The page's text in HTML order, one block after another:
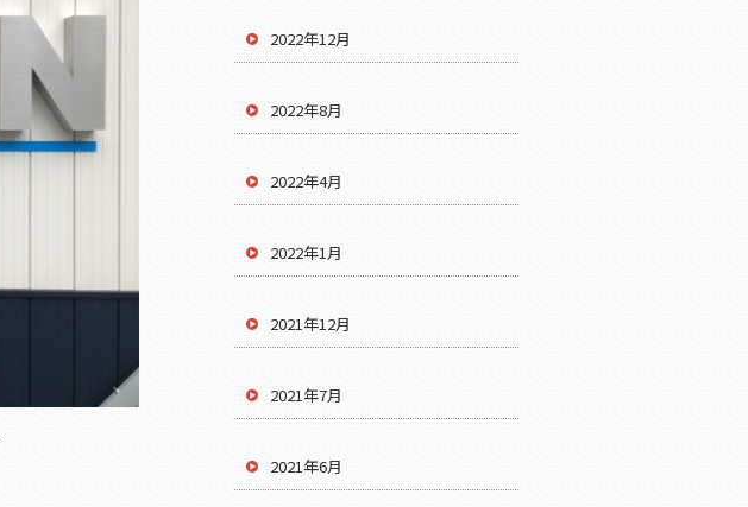
2022年12月
2022年8月
2022年4月
2022年1月
2021年12月
2021年7月
2021年6月